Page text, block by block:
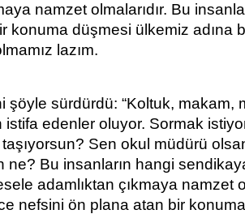
namzet olmalarıdır. Bu
konuma düşmesi ülkemiz adına
lazım.
şöyle sürdürdü: “Koltuk, makam,
istifa edenler oluyor. Sormak
Sen okul müdürü
ne? Bu insanların hangi
adamlıktan çıkmaya namzet
nefsini ön plana atan bir